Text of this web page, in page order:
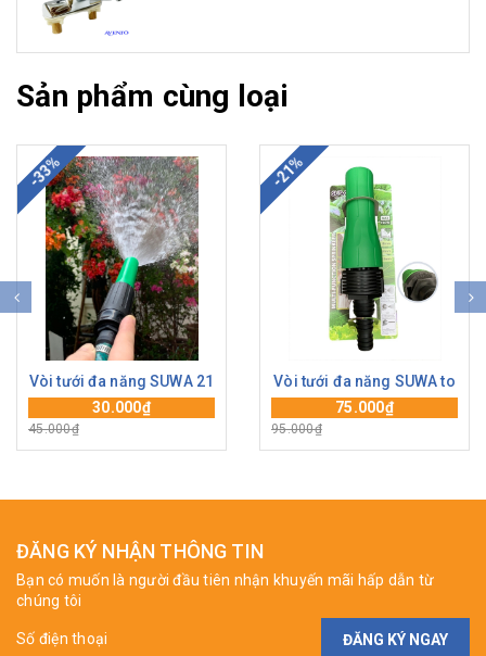
Sản phẩm cùng loại
-33%
Vòi tưới đa năng SUWA 21
30.000₫
45.000₫
-21%
Vòi tưới đa năng SUWA to
75.000₫
95.000₫
ĐĂNG KÝ NHẬN THÔNG TIN
Bạn có muốn là người đầu tiên nhận khuyến mãi hấp dẫn từ
chúng tôi
ĐĂNG KÝ NGAY